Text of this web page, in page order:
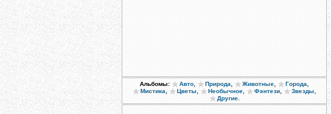
Альбомы: Авто Природа Животные Города
Мистика Цветы Необычное Фэнтези Звезды
Другие.